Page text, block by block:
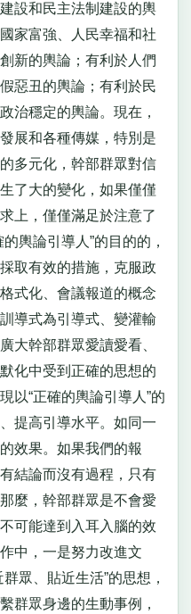
設和民主法制建設的輿
家富強、人民幸福和社
新的輿論；有利於人們
惡丑的輿論；有利於民
治穩定的輿論。現在，
展和各種傳媒，特別是
多元化，幹部群眾對信
了大的變化，如果僅僅
上，僅僅滿足於注意了
輿論引導人”的目的的，
取有效的措施，克服政
式化、會議報道的概念
導式為引導式、變灌輸
大幹部群眾愛讀愛看、
化中受到正確的思想的
以“正確的輿論引導人”的
提高引導水平。如同一
效果。如果我們的報
結論而沒有過程，只有
麼，幹部群眾是不會愛
可能達到入耳入腦的效
中，一是努力改進文
眾、貼近生活”的思想，
群眾身邊的生動事例，